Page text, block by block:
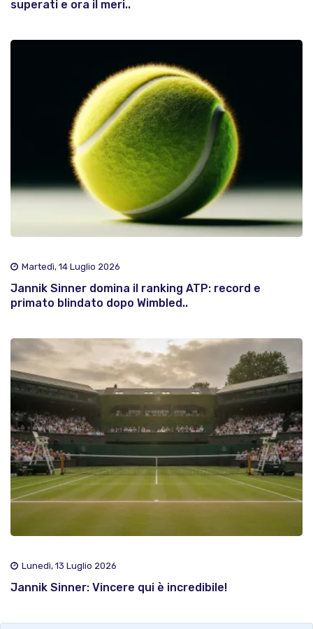
superati e ora il meri..
Martedì, 14 Luglio 2026
Jannik Sinner domina il ranking ATP: record e
primato blindato dopo Wimbled..
Lunedì, 13 Luglio 2026
Jannik Sinner: Vincere qui è incredibile!